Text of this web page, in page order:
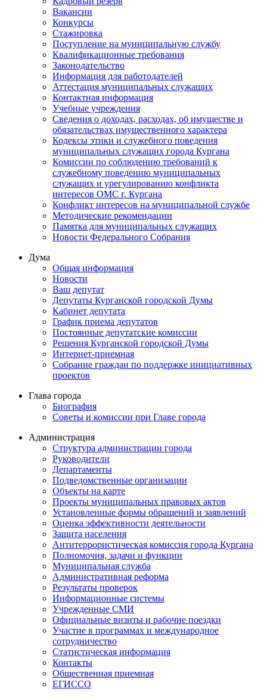
Вакансии
Конкурсы
Стажировка
Поступление на муниципальную службу
Квалификационные требования
Законодательство
Информация для работодателей
Аттестация муниципальных служащих
Контактная информация
Учебные учреждения
Сведения о доходах, расходах, об имуществе и
обязательствах имущественного характера
Кодексы этики и служебного поведения
муниципальных служащих города Кургана
Комиссии по соблюдению требований к
служебному поведению муниципальных
служащих и урегулированию конфликта
интересов ОМС г. Кургана
Конфликт интересов на муниципальной службе
Методические рекомендации
Памятка для муниципальных служащих
Новости Федерального Cобрания
Дума
Общая информация
Новости
Ваш депутат
Депутаты Курганской городской Думы
Кабинет депутата
График приема депутатов
Постоянные депутатские комиссии
Решения Курганской городской Думы
Интернет-приемная
Собрание граждан по поддержке инициативных
проектов
Глава города
Биография
Советы и комиссии при Главе города
Администрация
Структура администрации города
Руководители
Департаменты
Подведомственные организации
Объекты на карте
Проекты муниципальных правовых актов
Установленные формы обращений и заявлений
Оценка эффективности деятельности
Защита населения
Антитеррористическая комиссия города Кургана
Полномочия, задачи и функции
Муниципальная служба
Административная реформа
Результаты проверок
Информационные системы
Учрежденные СМИ
Официальные визиты и рабочие поездки
Участие в программах и международное
сотрудничество
Статистическая информация
Контакты
Общественная приемная
ЕГИССО